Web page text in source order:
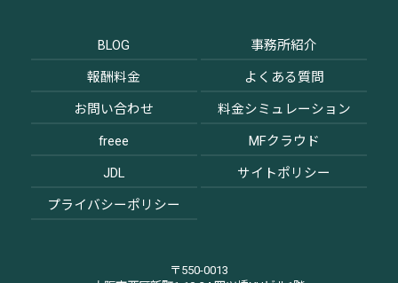
BLOG
事務所紹介
報酬料金
よくある質問
お問い合わせ
料金シミュレーション
freee
MFクラウド
JDL
サイトポリシー
プライバシーポリシー
〒550-0013